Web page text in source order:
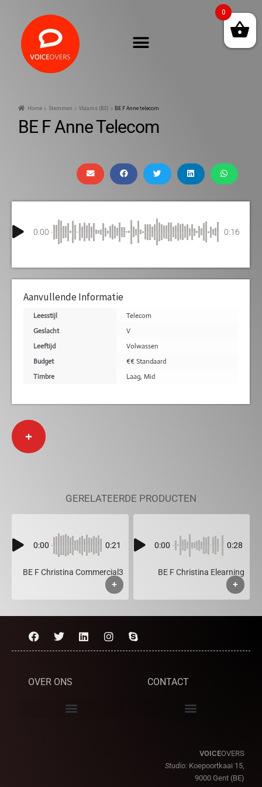
Home Stemmen Vlaams (BE) BE F Anne telecom
BE F Anne Telecom
0:00 0:16
Aanvullende Informatie
Leesstijl
Telecom
Geslacht
V
Leeftijd
Volwassen
Budget
€€ Standaard
Timbre
Laag, Mid
+
GERELATEERDE PRODUCTEN
0:00 0:21
BE F Christina Commercial3
+
0:00 0:28
BE F Christina Elearning
+
OVER ONS CONTACT
VOICEOVERS
Studio: Koepoortkaai 15,
9000 Gent (BE)
0